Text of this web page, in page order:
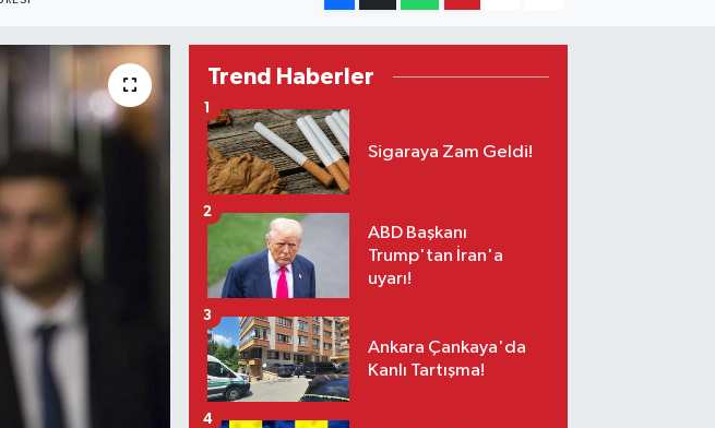
Trend Haberler
Sigaraya Zam Geldi!
1
ABD Başkanı
Trump'tan İran'a
uyarı!
2
Ankara Çankaya'da
Kanlı Tartışma!
3
4